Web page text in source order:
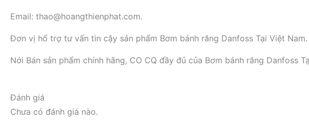
Email: thao@hoangthienphat.com.
Đơn vị hổ trợ tư vấn tin cậy sản phẩm Bơm bánh răng Danfoss Tại Việt
Nới Bán sản phẩm chính hãng, CO CQ đầy đủ của Bơm bánh răng Danfoss
Đánh giá
Chưa có đánh giá nào.